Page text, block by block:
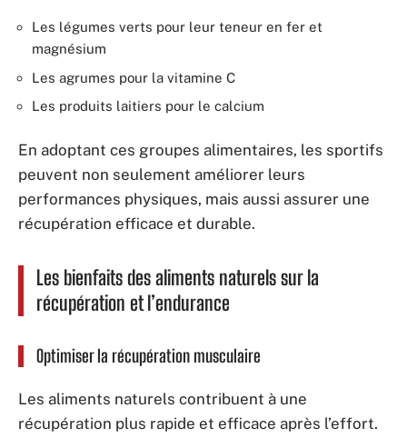
Les légumes verts pour leur teneur en fer et
magnésium
Les agrumes pour la vitamine C
Les produits laitiers pour le calcium
En adoptant ces groupes alimentaires, les sportifs
peuvent non seulement améliorer leurs
performances physiques, mais aussi assurer une
récupération efficace et durable.
Les bienfaits des aliments naturels sur la
récupération et l’endurance
Optimiser la récupération musculaire
Les aliments naturels contribuent à une
récupération plus rapide et efficace après l’effort.